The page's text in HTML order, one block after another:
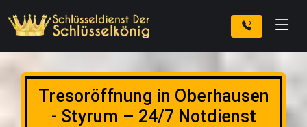
Tresoröffnung in Oberhausen
- Styrum – 24/7 Notdienst